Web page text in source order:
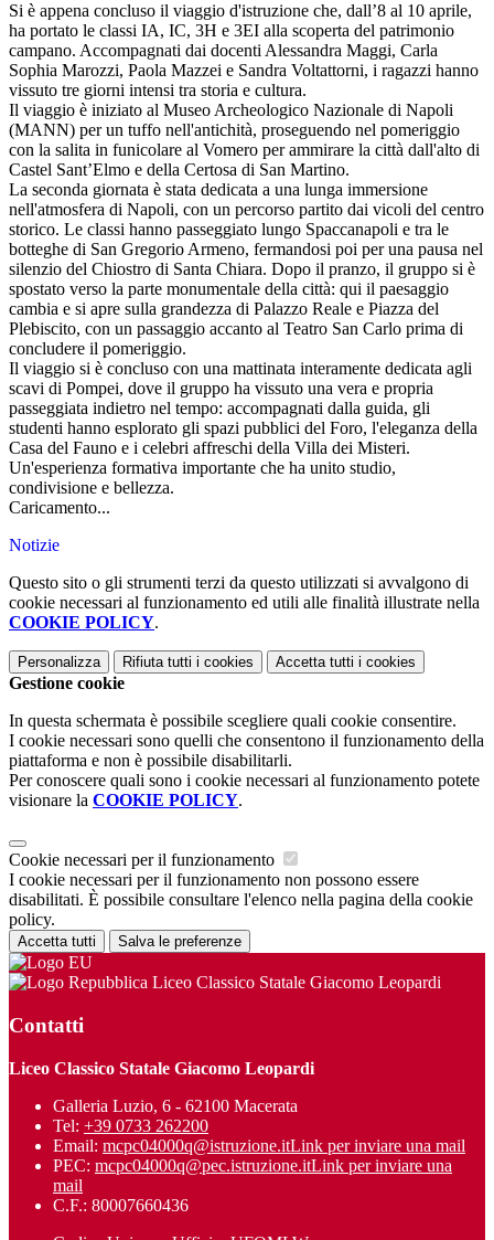
Si è appena concluso il viaggio d'istruzione che, dall’8 al 10 aprile,
ha portato le classi IA, IC, 3H e 3EI alla scoperta del patrimonio
campano. Accompagnati dai docenti Alessandra Maggi, Carla
Sophia Marozzi, Paola Mazzei e Sandra Voltattorni, i ragazzi hanno
vissuto tre giorni intensi tra storia e cultura.
Il viaggio è iniziato al Museo Archeologico Nazionale di Napoli
(MANN) per un tuffo nell'antichità, proseguendo nel pomeriggio
con la salita in funicolare al Vomero per ammirare la città dall'alto di
Castel Sant’Elmo e della Certosa di San Martino.
La seconda giornata è stata dedicata a una lunga immersione
nell'atmosfera di Napoli, con un percorso partito dai vicoli del centro
storico. Le classi hanno passeggiato lungo Spaccanapoli e tra le
botteghe di San Gregorio Armeno, fermandosi poi per una pausa nel
silenzio del Chiostro di Santa Chiara. Dopo il pranzo, il gruppo si è
spostato verso la parte monumentale della città: qui il paesaggio
cambia e si apre sulla grandezza di Palazzo Reale e Piazza del
Plebiscito, con un passaggio accanto al Teatro San Carlo prima di
concludere il pomeriggio.
Il viaggio si è concluso con una mattinata interamente dedicata agli
scavi di Pompei, dove il gruppo ha vissuto una vera e propria
passeggiata indietro nel tempo: accompagnati dalla guida, gli
studenti hanno esplorato gli spazi pubblici del Foro, l'eleganza della
Casa del Fauno e i celebri affreschi della Villa dei Misteri.
Un'esperienza formativa importante che ha unito studio,
condivisione e bellezza.
Caricamento...
Notizie
Questo sito o gli strumenti terzi da questo utilizzati si avvalgono di
cookie necessari al funzionamento ed utili alle finalità illustrate nella
COOKIE POLICY.
Personalizza Rifiuta tutti i cookies Accetta tutti i cookies
Gestione cookie
In questa schermata è possibile scegliere quali cookie consentire.
I cookie necessari sono quelli che consentono il funzionamento della
piattaforma e non è possibile disabilitarli.
Per conoscere quali sono i cookie necessari al funzionamento potete
visionare la COOKIE POLICY.
Cookie necessari per il funzionamento
I cookie necessari per il funzionamento non possono essere
disabilitati. È possibile consultare l'elenco nella pagina della cookie
policy.
Accetta tutti Salva le preferenze
Liceo Classico Statale Giacomo Leopardi
Contatti
Liceo Classico Statale Giacomo Leopardi
Galleria Luzio, 6 - 62100 Macerata
Tel: +39 0733 262200
Email: mcpc04000q@istruzione.itLink per inviare una mail
PEC: mcpc04000q@pec.istruzione.itLink per inviare una
mail
C.F.: 80007660436